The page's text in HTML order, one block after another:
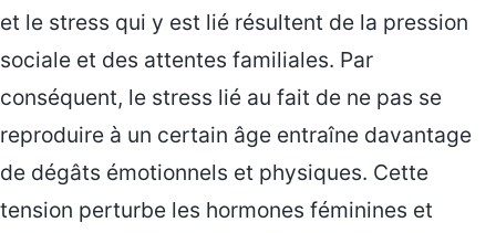
et le stress qui y est lié résultent de la pression
sociale et des attentes familiales. Par
conséquent, le stress lié au fait de ne pas se
reproduire à un certain âge entraîne davantage
de dégâts émotionnels et physiques. Cette
tension perturbe les hormones féminines et